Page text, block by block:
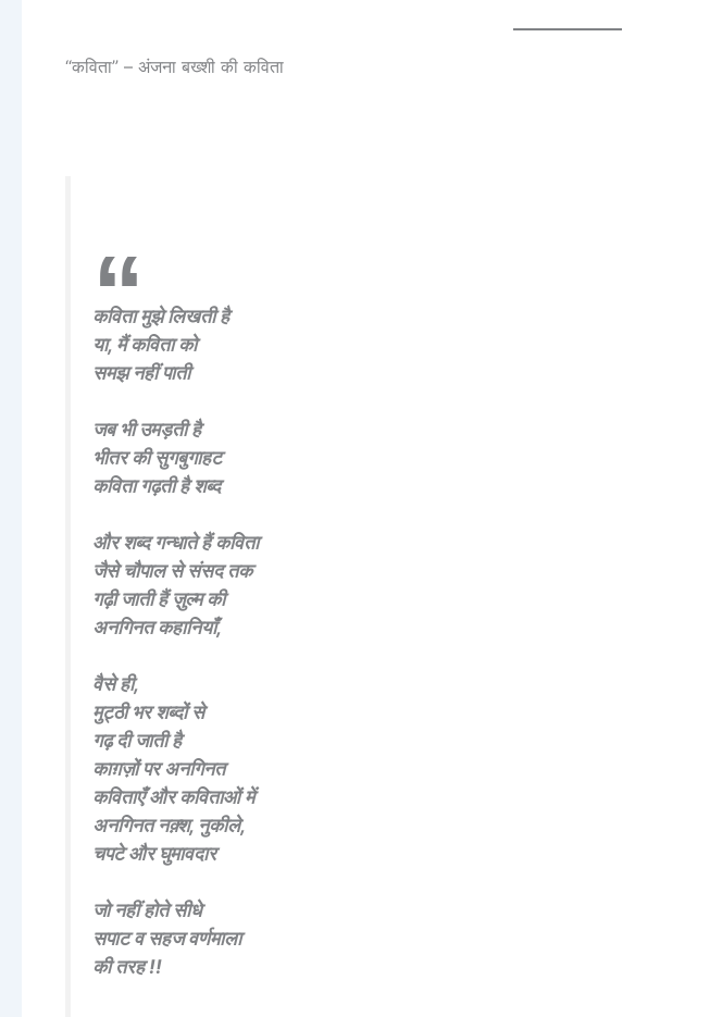
“कविता” – अंजना बख्शी की कविता
कविता मुझे लिखती है
या, मैं कविता को
समझ नहीं पाती
जब भी उमड़ती है
भीतर की सुगबुगाहट
कविता गढ़ती है शब्द
और शब्द गन्धाते हैं कविता
जैसे चौपाल से संसद तक
गढ़ी जाती हैं ज़ुल्म की
अनगिनत कहानियाँ,
वैसे ही,
मुट्ठी भर शब्दों से
गढ़ दी जाती है
काग़ज़ों पर अनगिनत
कविताएँ और कविताओं में
अनगिनत नक़्श, नुकीले,
चपटे और घुमावदार
जो नहीं होते सीधे
सपाट व सहज वर्णमाला
की तरह !!